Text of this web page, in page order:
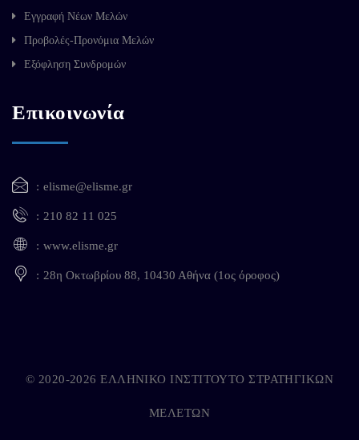
Εγγραφή Νέων Μελών
Προβολές-Προνόμια Μελών
Εξόφληση Συνδρομών
Επικοινωνία
elisme@elisme.gr
210 82 11 025
www.elisme.gr
28η Οκτωβρίου 88, 10430 Αθήνα (1ος όροφος)
© 2020-2026 ΕΛΛΗΝΙΚΟ ΙΝΣΤΙΤΟΥΤΟ ΣΤΡΑΤΗΓΙΚΩΝ
ΜΕΛΕΤΩΝ